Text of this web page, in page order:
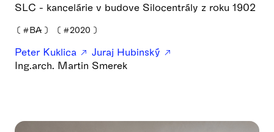
SLC - kancelárie v budove Silocentrály z roku 1902
❪ #BA ❫ ❪ #2020 ❫
Peter Kuklica
Juraj Hubinský
Ing.arch. Martin Smerek